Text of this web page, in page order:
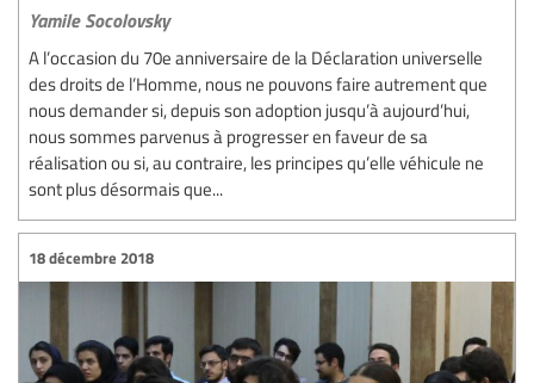
Yamile Socolovsky
A l’occasion du 70e anniversaire de la Déclaration universelle
des droits de l’Homme, nous ne pouvons faire autrement que
nous demander si, depuis son adoption jusqu’à aujourd’hui,
nous sommes parvenus à progresser en faveur de sa
réalisation ou si, au contraire, les principes qu’elle véhicule ne
sont plus désormais que...
18 décembre 2018